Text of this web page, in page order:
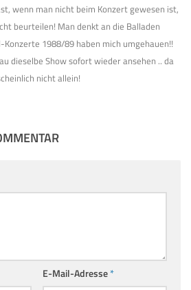
wenn man nicht beim Konzert gewesen ist,
beurteilen! Man denkt an die Balladen
Konzerte 1988/89 haben mich umgehauen!!
dieselbe Show sofort wieder ansehen .. da
nicht allein!
E-Mail-Adresse*